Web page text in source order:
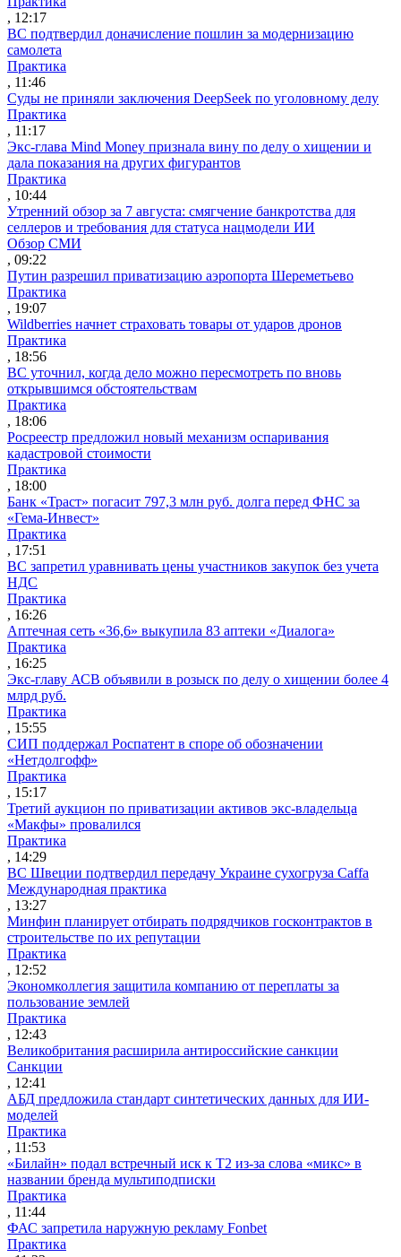
, 12:17
ВС подтвердил доначисление пошлин за модернизацию
самолета
Практика
, 11:46
Суды не приняли заключения DeepSeek по уголовному делу
Практика
, 11:17
Экс-глава Mind Money признала вину по делу о хищении и
дала показания на других фигурантов
Практика
, 10:44
Утренний обзор за 7 августа: смягчение банкротства для
селлеров и требования для статуса нацмодели ИИ
Обзор СМИ
, 09:22
Путин разрешил приватизацию аэропорта Шереметьево
Практика
, 19:07
Wildberries начнет страховать товары от ударов дронов
Практика
, 18:56
ВС уточнил, когда дело можно пересмотреть по вновь
открывшимся обстоятельствам
Практика
, 18:06
Росреестр предложил новый механизм оспаривания
кадастровой стоимости
Практика
, 18:00
Банк «Траст» погасит 797,3 млн руб. долга перед ФНС за
«Гема-Инвест»
Практика
, 17:51
ВС запретил уравнивать цены участников закупок без учета
НДС
Практика
, 16:26
Аптечная сеть «36,6» выкупила 83 аптеки «Диалога»
Практика
, 16:25
Экс-главу АСВ объявили в розыск по делу о хищении более 4
млрд руб.
Практика
, 15:55
СИП поддержал Роспатент в споре об обозначении
«Нетдолгофф»
Практика
, 15:17
Третий аукцион по приватизации активов экс-владельца
«Макфы» провалился
Практика
, 14:29
ВС Швеции подтвердил передачу Украине сухогруза Caffa
Международная практика
, 13:27
Минфин планирует отбирать подрядчиков госконтрактов в
строительстве по их репутации
Практика
, 12:52
Экономколлегия защитила компанию от переплаты за
пользование землей
Практика
, 12:43
Великобритания расширила антироссийские санкции
Санкции
, 12:41
АБД предложила стандарт синтетических данных для ИИ-
моделей
Практика
, 11:53
«Билайн» подал встречный иск к Т2 из-за слова «микс» в
названии бренда мультиподписки
Практика
, 11:44
ФАС запретила наружную рекламу Fonbet
Практика